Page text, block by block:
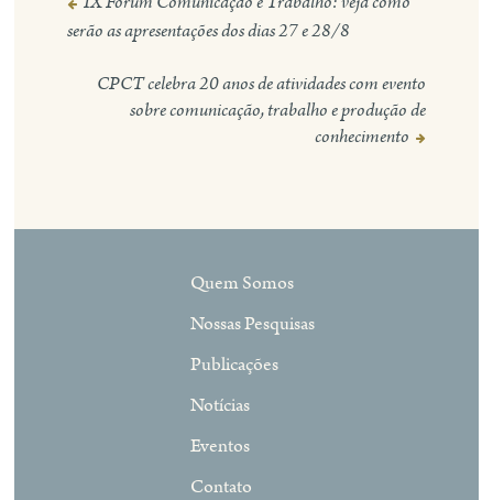
Navegação
Post
serão as apresentações dos dias 27 e 28/8
CPCT celebra 20 anos de atividades com evento
sobre comunicação, trabalho e produção de
conhecimento
Quem Somos
Nossas Pesquisas
Publicações
Notícias
Eventos
Contato